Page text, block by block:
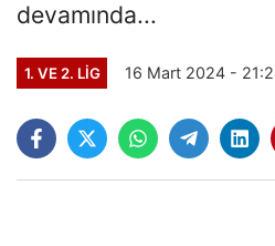
devamında...
1. VE 2. LIG 16 Mart 2024 -